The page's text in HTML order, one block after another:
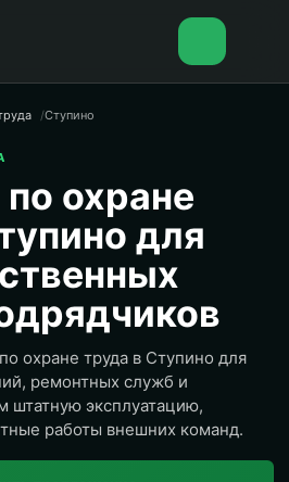
Ступино
охране
для
охране труда в Ступино для
ремонтных служб и
штатную эксплуатацию,
работы внешних команд.